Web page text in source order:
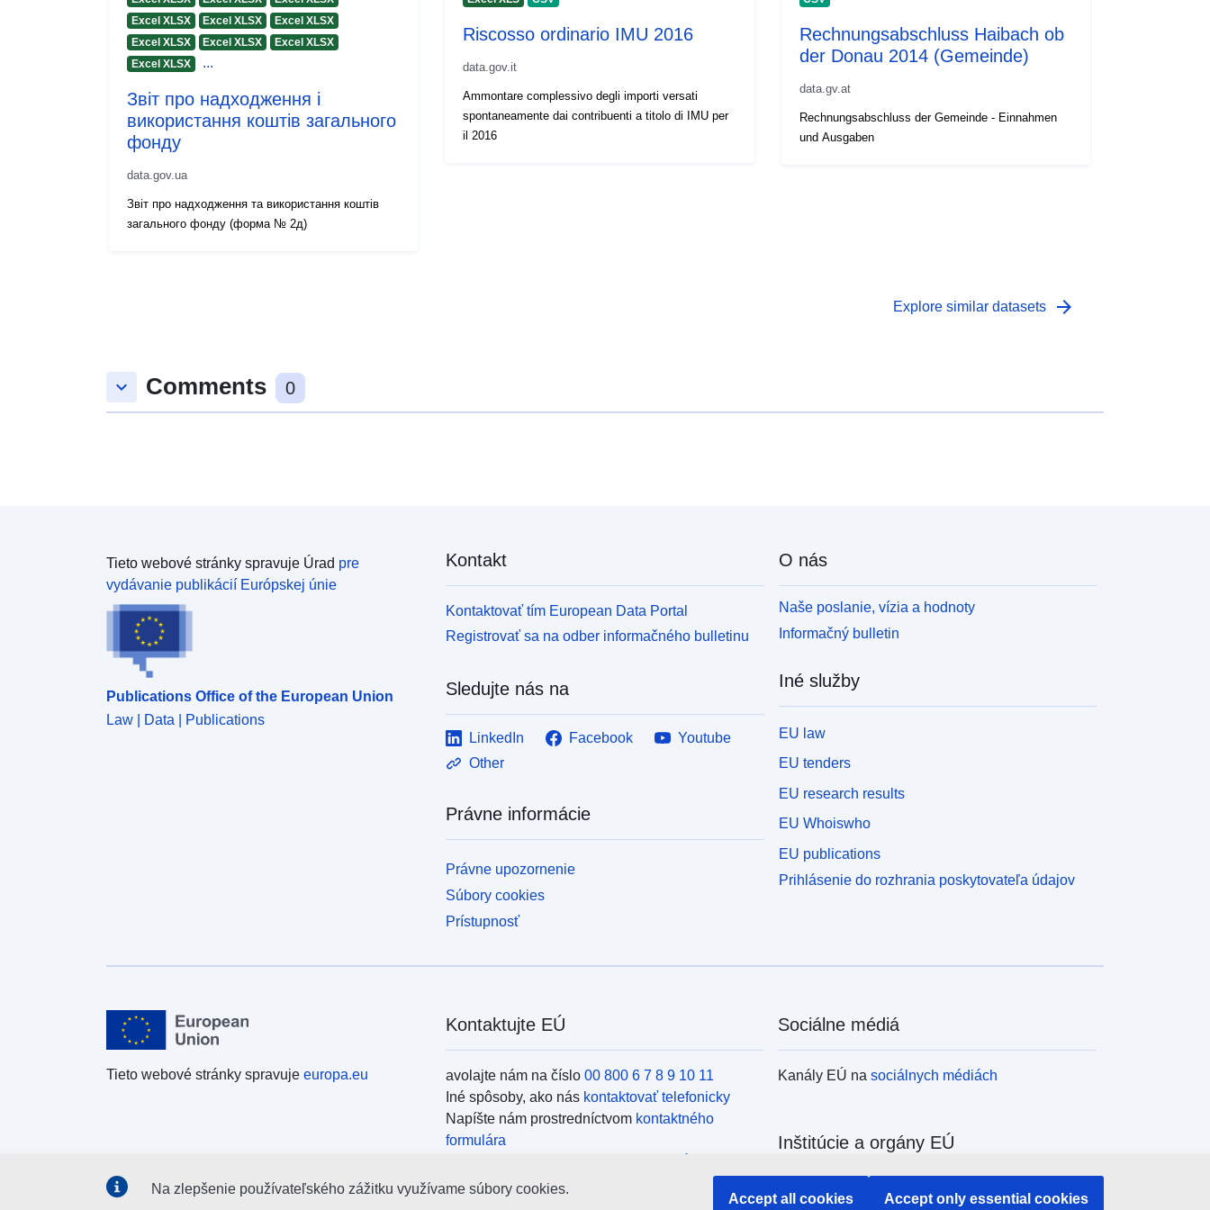
Excel XLSX
Excel XLSX
Excel XLSX
Excel XLSX
Excel XLSX
Excel XLSX
Excel XLSX
...
Звіт про надходження і
використання коштів загального
фонду
data.gov.ua
Звіт про надходження та використання коштів
загального фонду (форма № 2д)
Riscosso ordinario IMU 2016
data.gov.it
Ammontare complessivo degli importi versati
spontaneamente dai contribuenti a titolo di IMU per
il 2016
Rechnungsabschluss Haibach ob
der Donau 2014 (Gemeinde)
data.gv.at
Rechnungsabschluss der Gemeinde - Einnahmen
und Ausgaben
Explore similar datasets arrow_forward
keyboard_arrow_down Comments 0
Tieto webové stránky spravuje Úrad pre
vydávanie publikácií Európskej únie
Publications Office of the European Union
Law | Data | Publications
Kontakt
Kontaktovať tím European Data Portal
Registrovať sa na odber informačného bulletinu
Sledujte nás na
LinkedIn Facebook
Youtube
Other
Právne informácie
Právne upozornenie
Súbory cookies
Prístupnosť
O nás
Naše poslanie, vízia a hodnoty
Informačný bulletin
Iné služby
EU law
EU tenders
EU research results
EU Whoiswho
EU publications
Prihlásenie do rozhrania poskytovateľa údajov
Tieto webové stránky spravuje europa.eu
Kontaktujte EÚ
avolajte nám na číslo 00 800 6 7 8 9 10 11
Iné spôsoby, ako nás kontaktovať telefonicky
Napíšte nám prostredníctvom kontaktného
formulára
Sociálne médiá
Kanály EÚ nasociálnych médiách
Inštitúcie a orgány EÚ
Vyhľadávanie všetkých inštitúcií a orgánov EÚ
Na zlepšenie používateľského zážitku využívame súbory cookies.
Accept all cookies Accept only essential cookies